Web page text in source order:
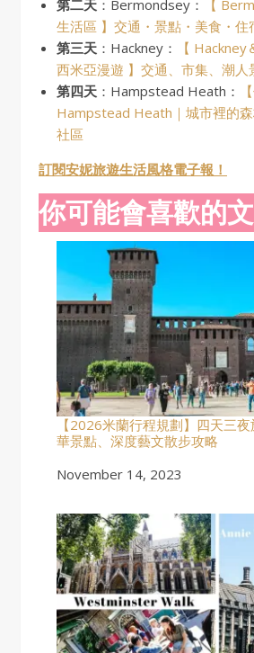
第二天 ：Bermondsey：
【
生活區 】交通・景點・美食・住
第三天 ：Hackney：
【
西米亞漫遊 】交通、市集、潮人
第四天 ：Hampstead Heath：
Hampstead Heath｜城市裡的
社區
訂閱安妮旅遊生活風格電子報！
你可能會喜歡的
【2026米蘭行程規劃】四天三
華景點、深度藝文散步攻略
Date
November 14, 2023